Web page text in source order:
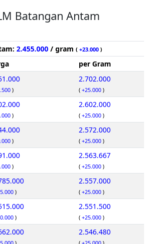
Batangan Antam
2.455.000 / gram ( +23.000 )
per Gram
)
2.702.000
( +25.000 )
)
2.602.000
( +25.000 )
)
2.572.000
( +25.000 )
)
2.563.667
( +25.000 )
)
2.557.000
( +25.000 )
)
2.551.500
( +25.000 )
2.546.480